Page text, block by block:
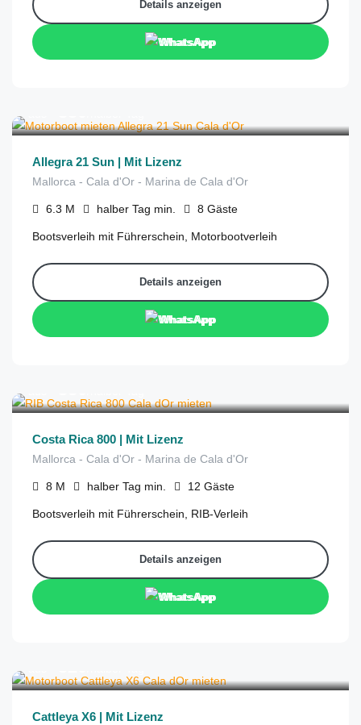
Details anzeigen
WhatsApp
Allegra 21 Sun | Mit Lizenz
Mallorca - Cala d'Or - Marina de Cala d'Or
6.3 M halber Tag min. 8 Gäste
Bootsverleih mit Führerschein, Motorbootverleih
Details anzeigen
WhatsApp
Costa Rica 800 | Mit Lizenz
Mallorca - Cala d'Or - Marina de Cala d'Or
8 M halber Tag min. 12 Gäste
Bootsverleih mit Führerschein, RIB-Verleih
Details anzeigen
WhatsApp
Cattleya X6 | Mit Lizenz